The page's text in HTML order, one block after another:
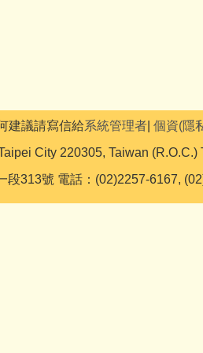
建議請寫信給系統管理者 個資(隱
City 220305, Taiwan
段313號 電話：(02)2257-6167,